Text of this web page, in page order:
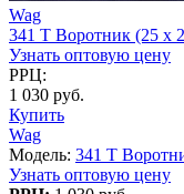
Wag
341 T Воротник (25 x
Узнать оптовую цену
РРЦ:
1 030 руб.
Купить
Wag
Модель: 341 T
Узнать оптовую цену